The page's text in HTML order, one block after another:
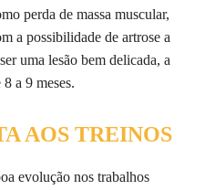
perda de massa muscular,
a possibilidade de artrose a
uma lesão bem delicada, a
a 9 meses.
AOS TREINOS
evolução nos trabalhos